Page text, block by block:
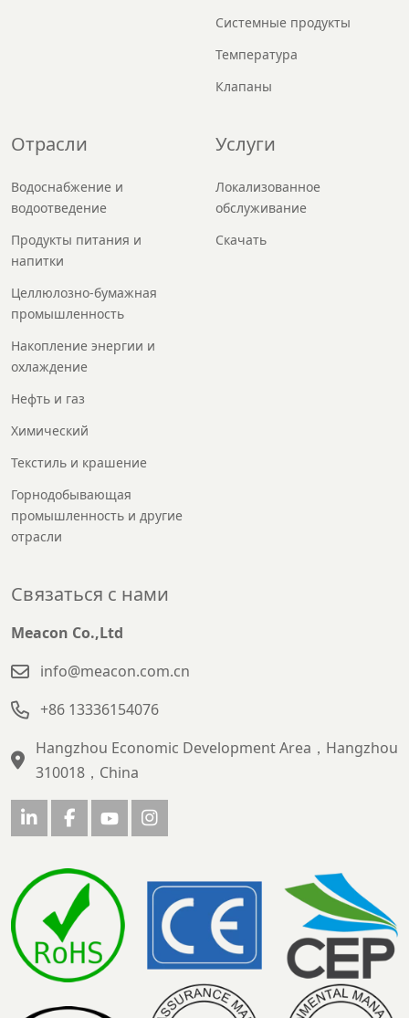
Системные продукты
Температура
Клапаны
Отрасли
Водоснабжение и
водоотведение
Продукты питания и
напитки
Целлюлозно-бумажная
промышленность
Накопление энергии и
охлаждение
Нефть и газ
Химический
Текстиль и крашение
Горнодобывающая
промышленность и другие
отрасли
Услуги
Локализованное
обслуживание
Скачать
Связаться с нами
Meacon Co.,Ltd
info@meacon.com.cn
+86 13336154076
Hangzhou Economic Development Area，Hangzhou
310018，China